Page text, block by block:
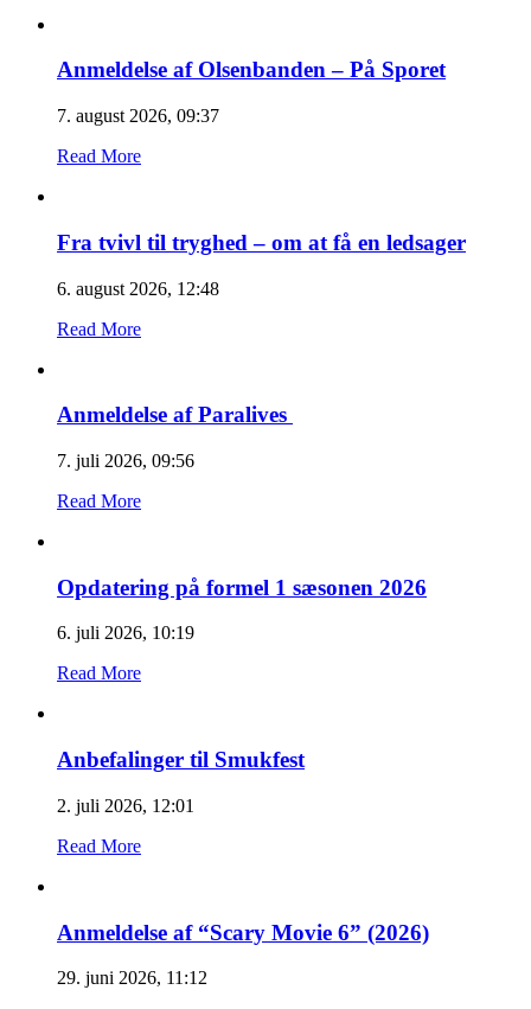
Anmeldelse af Olsenbanden – På Sporet
7. august 2026, 09:37
Read More
Fra tvivl til tryghed – om at få en ledsager
6. august 2026, 12:48
Read More
Anmeldelse af Paralives
7. juli 2026, 09:56
Read More
Opdatering på formel 1 sæsonen 2026
6. juli 2026, 10:19
Read More
Anbefalinger til Smukfest
2. juli 2026, 12:01
Read More
Anmeldelse af “Scary Movie 6” (2026)
29. juni 2026, 11:12